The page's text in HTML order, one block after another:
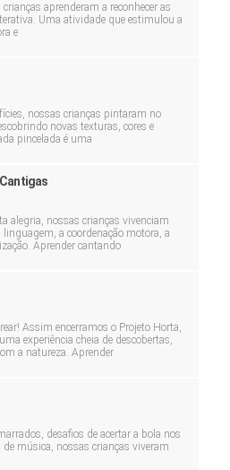
aprenderam a reconhecer as
Uma atividade que estimulou a
e
nossas crianças pintaram no
novas texturas, cores e
pincelada é uma
alegria, nossas crianças vivenciam
a coordenação motora, a
Aprender cantando
Assim encerramos o Projeto Horta,
experiência cheia de descobertas,
a natureza. Aprender
desafios de acertar a bola nos
música, nossas crianças viveram